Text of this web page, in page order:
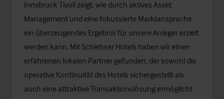
Innsbruck Tivoli zeigt, wie durch aktives Asset
Management und eine fokussierte Marktansprache
ein überzeugendes Ergebnis für unsere Anleger erzielt
werden kann. Mit Schiehser Hotels haben wir einen
erfahrenen lokalen Partner gefunden, der sowohl die
operative Kontinuität des Hotels sichergestellt als
auch eine attraktive Transaktionslösung ermöglicht